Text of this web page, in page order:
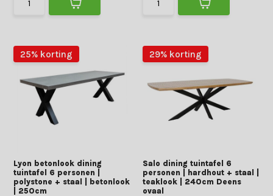
25% korting
Lyon betonlook dining
tuintafel 6 personen |
polystone + staal | betonlook
| 250cm
29% korting
Salo dining tuintafel 6
personen | hardhout + staal |
teaklook | 240cm Deens
ovaal